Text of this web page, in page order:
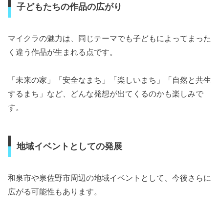
子どもたちの作品の広がり
マイクラの魅力は、同じテーマでも子どもによってまった
く違う作品が生まれる点です。
「未来の家」「安全なまち」「楽しいまち」「自然と共生
するまち」など、どんな発想が出てくるのかも楽しみで
す。
地域イベントとしての発展
和泉市や泉佐野市周辺の地域イベントとして、今後さらに
広がる可能性もあります。